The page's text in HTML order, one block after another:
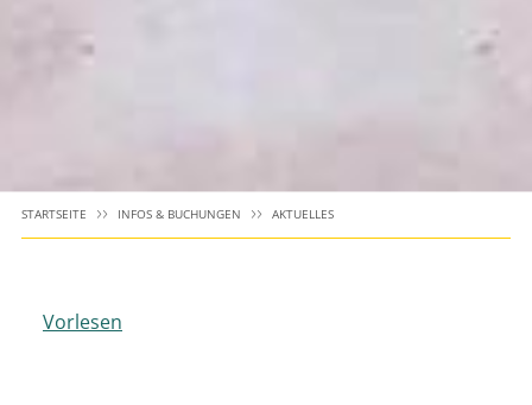
STARTSEITE INFOS & BUCHUNGEN AKTUELLES
Vorlesen